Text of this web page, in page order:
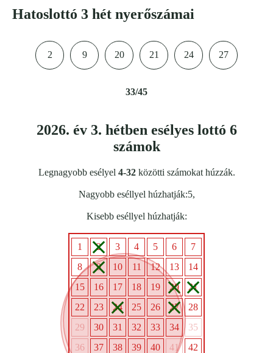
Hatoslottó 3 hét nyerőszámai
2 9 20 21 24 27
33/45
2026. év 3. hétben esélyes lottó 6
számok
Legnagyobb esélyel 4-32közötti számokat húzzák.
Nagyobb eséllyel húzhatják:5,
Kisebb eséllyel húzhatják:
1 2 3 4 5 6
7
8
9 10 11 12 13
14
15
16 17 18 19 20
21
22
23 24 25 26 27
28
29
30 31 32 33 34
35
36
37 38 39 40 41
42